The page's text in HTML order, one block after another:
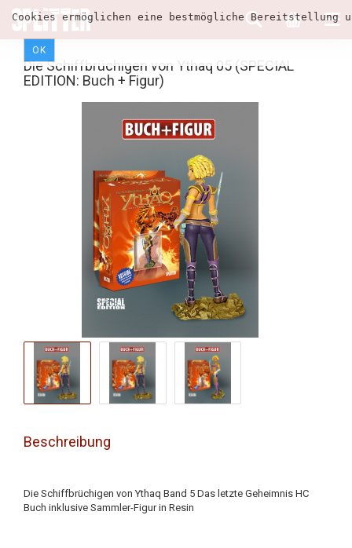
Cookies ermöglichen eine bestmögliche
OK
Die Schiffbrüchigen von Ythaq 05 (SPECIAL
EDITION: Buch + Figur)
Beschreibung
Die Schiffbrüchigen von Ythaq Band 5 Das letzte Geheimnis HC
Buch inklusive Sammler-Figur in Resin